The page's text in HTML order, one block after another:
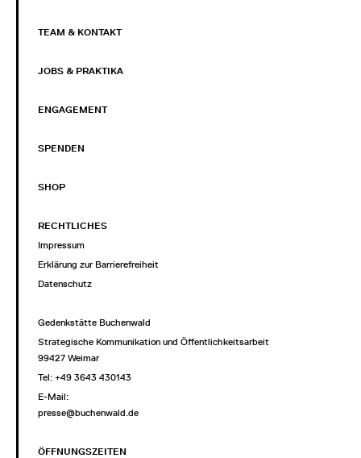
TEAM & KONTAKT
JOBS & PRAKTIKA
ENGAGEMENT
SPENDEN
SHOP
RECHTLICHES
Impressum
Erklärung zur Barrierefreiheit
Datenschutz
Gedenkstätte Buchenwald
Strategische Kommunikation und Öffentlichkeitsarbeit
99427 Weimar
Tel: +49 3643 430143
E-Mail:
presse@buchenwald.de
ÖFFNUNGSZEITEN